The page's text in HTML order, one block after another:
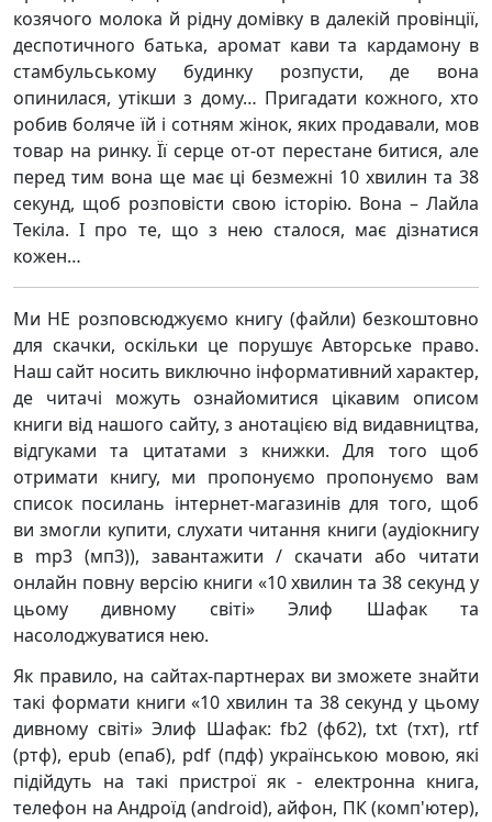
козячого молока й рідну домівку в далекій провінції,
деспотичного батька, аромат кави та кардамону в
стамбульському будинку розпусти, де вона
опинилася, утікши з дому… Пригадати кожного, хто
робив боляче їй і сотням жінок, яких продавали, мов
товар на ринку. Її серце от-от перестане битися, але
перед тим вона ще має ці безмежні 10 хвилин та 38
секунд, щоб розповісти свою історію. Вона – Лайла
Текіла. І про те, що з нею сталося, має дізнатися
кожен…
Ми НЕ розповсюджуємо книгу (файли) безкоштовно
для скачки, оскільки це порушує Авторське право.
Наш сайт носить виключно інформативний характер,
де читачі можуть ознайомитися цікавим описом
книги від нашого сайту, з анотацією від видавництва,
відгуками та цитатами з книжки. Для того щоб
отримати книгу, ми пропонуємо пропонуємо вам
список посилань інтернет-магазинів для того, щоб
ви змогли купити, слухати читання книги (аудіокнигу
в mp3 (мп3)), завантажити / скачати або читати
онлайн повну версію книги «10 хвилин та 38 секунд у
цьому дивному світі» Элиф Шафак та
насолоджуватися нею.
Як правило, на сайтах-партнерах ви зможете знайти
такі формати книги «10 хвилин та 38 секунд у цьому
дивному світі» Элиф Шафак: fb2 (фб2), txt (тхт), rtf
(ртф), epub (епаб), pdf (пдф) українською мовою, які
підійдуть на такі пристрої як - електронна книга,
телефон на Андроїд (android), айфон, ПК (комп'ютер),